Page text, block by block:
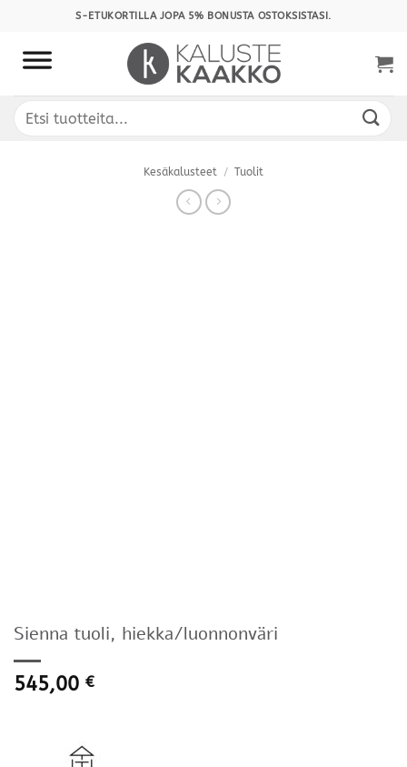
content
S-ETUKORTILLA JOPA 5% BONUSTA OSTOKSISTASI.
Etsi:
Kesäkalusteet / Tuolit
Sienna tuoli, hiekka/luonnonväri
545,00 €